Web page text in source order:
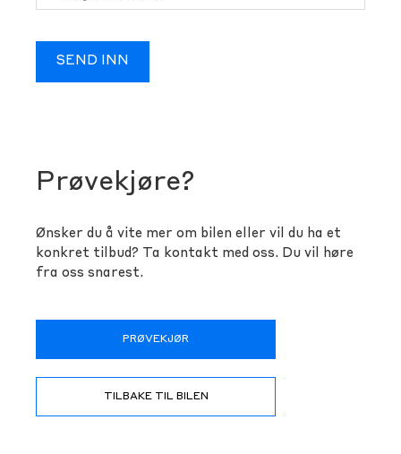
SEND INN
Prøvekjøre?
Ønsker du å vite mer om bilen eller vil du ha et
konkret tilbud? Ta kontakt med oss. Du vil høre
fra oss snarest.
PRØVEKJØR
TILBAKE TIL BILEN